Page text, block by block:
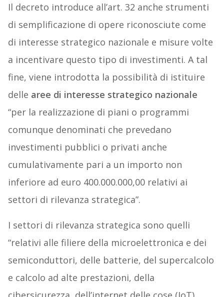
Il decreto introduce all’art. 32 anche strumenti
di semplificazione di opere riconosciute come
di interesse strategico nazionale e misure volte
a incentivare questo tipo di investimenti. A tal
fine, viene introdotta la possibilità di istituire
delle aree di interesse strategico nazionale
“per la realizzazione di piani o programmi
comunque denominati che prevedano
investimenti pubblici o privati anche
cumulativamente pari a un importo non
inferiore ad euro 400.000.000,00 relativi ai
settori di rilevanza strategica”.
I settori di rilevanza strategica sono quelli
“relativi alle filiere della microelettronica e dei
semiconduttori, delle batterie, del supercalcolo
e calcolo ad alte prestazioni, della